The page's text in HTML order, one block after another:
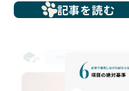
ち、健康面や社会性に問
いるというケースもあ
っても大きな負担であ
記事を読む